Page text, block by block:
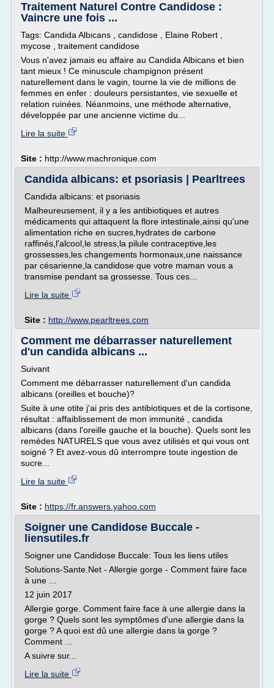
Traitement Naturel Contre Candidose :
Vaincre une fois ...
Tags: Candida Albicans , candidose , Elaine Robert ,
mycose , traitement candidose
Vous n'avez jamais eu affaire au Candida Albicans et bien
tant mieux ! Ce minuscule champignon présent
naturellement dans le vagin, tourne la vie de millions de
femmes en enfer : douleurs persistantes, vie sexuelle et
relation ruinées. Néanmoins, une méthode alternative,
développée par une ancienne victime du...
Lire la suite
Site : http://www.machronique.com
Candida albicans: et psoriasis | Pearltrees
Candida albicans: et psoriasis
Malheureusement, il y a les antibiotiques et autres
médicaments qui attaquent la flore intestinale,ainsi qu'une
alimentation riche en sucres,hydrates de carbone
raffinés,l'alcool,le stress,la pilule contraceptive,les
grossesses,les changements hormonaux,une naissance
par césarienne,la candidose que votre maman vous a
transmise pendant sa grossesse. Tous ces...
Lire la suite
Site : http://www.pearltrees.com
Comment me débarrasser naturellement
d'un candida albicans ...
Suivant
Comment me débarrasser naturellement d'un candida
albicans (oreilles et bouche)?
Suite à une otite j'ai pris des antibiotiques et de la cortisone,
résultat : affaiblissement de mon immunité , candida
albicans (dans l'oreille gauche et la bouche). Quels sont les
remèdes NATURELS que vous avez utilisés et qui vous ont
soigné ? Et avez-vous dû interrompre toute ingestion de
sucre...
Lire la suite
Site : https://fr.answers.yahoo.com
Soigner une Candidose Buccale -
liensutiles.fr
Soigner une Candidose Buccale: Tous les liens utiles
Solutions-Sante.Net - Allergie gorge - Comment faire face
à une ...
12 juin 2017
Allergie gorge. Comment faire face à une allergie dans la
gorge ? Quels sont les symptômes d'une allergie dans la
gorge ? A quoi est dû une allergie dans la gorge ?
Comment ...
A suivre sur...
Lire la suite